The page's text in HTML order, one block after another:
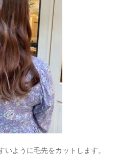
ように毛先をカットします。